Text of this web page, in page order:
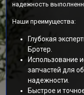
надежность
Наши преимущества:
Глубокая
Бротер.
Использование
запчастей для
надежности.
Быстрое и